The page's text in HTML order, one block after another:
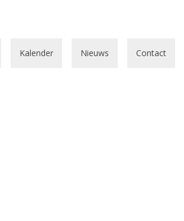
Kalender Nieuws Contact